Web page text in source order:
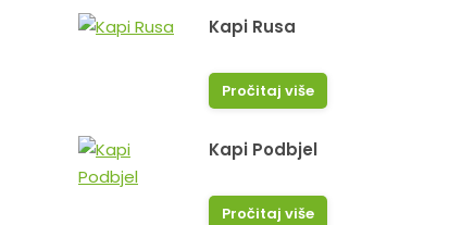
Kapi Rusa
Pročitaj više
Kapi Podbjel
Pročitaj više